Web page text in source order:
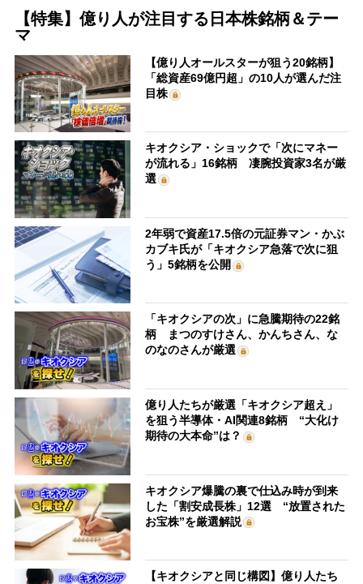
【特集】億り人が注目する日本株銘柄＆テー
マ
【億り人オールスターが狙う20銘柄】
「総資産69億円超」の10人が選んだ注
目株
キオクシア・ショックで「次にマネー
が流れる」16銘柄 凄腕投資家3名が厳
選
2年弱で資産17.5倍の元証券マン・かぶ
カブキ氏が「キオクシア急落で次に狙
う」5銘柄を公開
「キオクシアの次」に急騰期待の22銘
柄 まつのすけさん、かんちさん、な
のなのさんが厳選
億り人たちが厳選「キオクシア超え」
を狙う半導体・AI関連8銘柄 “大化け
期待の大本命”は？
キオクシア爆騰の裏で仕込み時が到来
した「割安成長株」12選 “放置された
お宝株”を厳選解説
【キオクシアと同じ構図】億り人たち